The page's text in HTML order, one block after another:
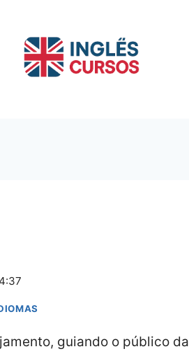
guiando o público da